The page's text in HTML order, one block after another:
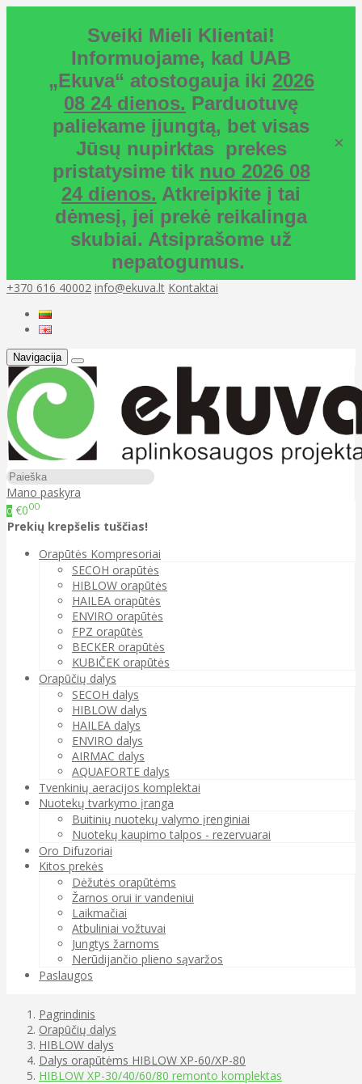
Sveiki Mieli Klientai!
Informuojame, kad UAB
„Ekuva“ atostogauja iki 2026
08 24 dienos. Parduotuvę
paliekame įjungtą, bet visas
Jūsų nupirktas prekes
pristatysime tik nuo 2026 08
24 dienos. Atkreipkite į tai
dėmesį, jei prekė reikalinga
skubiai. Atsiprašome už
nepatogumus.
×
+370 616 40002 info@ekuva.lt Kontaktai
Navigacija
Mano paskyra
0 €000
Prekių krepšelis tuščias!
Orapūtės Kompresoriai
SECOH orapūtės
HIBLOW orapūtės
HAILEA orapūtės
ENVIRO orapūtės
FPZ orapūtės
BECKER orapūtės
KUBIČEK orapūtės
Orapūčių dalys
SECOH dalys
HIBLOW dalys
HAILEA dalys
ENVIRO dalys
AIRMAC dalys
AQUAFORTE dalys
Tvenkinių aeracijos komplektai
Nuotekų tvarkymo įranga
Buitinių nuotekų valymo įrenginiai
Nuotekų kaupimo talpos - rezervuarai
Oro Difuzoriai
Kitos prekės
Dėžutės orapūtėms
Žarnos orui ir vandeniui
Laikmačiai
Atbuliniai vožtuvai
Jungtys žarnoms
Nerūdijančio plieno sąvaržos
Paslaugos
Pagrindinis
Orapūčių dalys
HIBLOW dalys
Dalys orapūtėms HIBLOW XP-60/XP-80
HIBLOW XP-30/40/60/80 remonto komplektas